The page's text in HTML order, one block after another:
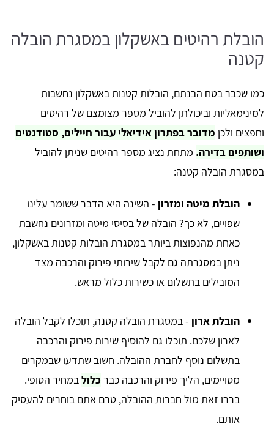
הובלת רהיטים באשקלון במסגרת הובלה
קטנה
כמו שכבר בטח הבנתם, הובלות קטנות באשקלון נחשבות
למינימאליות וביכולתן להוביל מספר מצומצם של רהיטים
וחפצים ולכן מדובר בפתרון אידיאלי עבור חיילים, סטודנטים
ושותפים בדירה. מתחת נציג מספר רהיטים שניתן להוביל
במסגרת הובלה קטנה:
הובלת מיטה ומזרון - השינה היא הדבר ששומר עלינו
שפויים, לא כך? הובלה של בסיסי מיטה ומזרונים נחשבת
כאחת מהנפוצות ביותר במסגרת הובלות קטנות באשקלון,
ניתן במסגרתה גם לקבל שירותי פירוק והרכבה מצד
המובילים בתשלום או כשירות כלול מראש.
הובלת ארון - במסגרת הובלה קטנה, תוכלו לקבל הובלה
לארון שלכם. תוכלו גם להוסיף שירות פירוק והרכבה
בתשלום נוסף לחברת ההובלה. חשוב שתדעו שבמקרים
מסויימים, הליך פירוק והרכבה כבר כלולבמחיר הסופי.
בררו זאת מול חברות ההובלה, טרם אתם בוחרים להעסיק
אותם.